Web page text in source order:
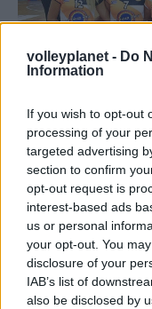
volleyplanet - Do
Information
If you wish to opt-out
processing of your
targeted advertising
section to confirm
opt-out request is
interest-based ads
us or personal
your opt-out. You
disclosure of your
IAB’s list of
also be disclosed by
ΚΥΠΕΛΛΟ ΕΛΛΑΔΑΣ 20/
Ικανοποίηση για
Μετά το απόλυτο
Μυγδονιακού στον
Αλεξανδρούπολης
διακοπής μετά από
Θεσσαλονίκης ήταν
σημερινή κλήρωση